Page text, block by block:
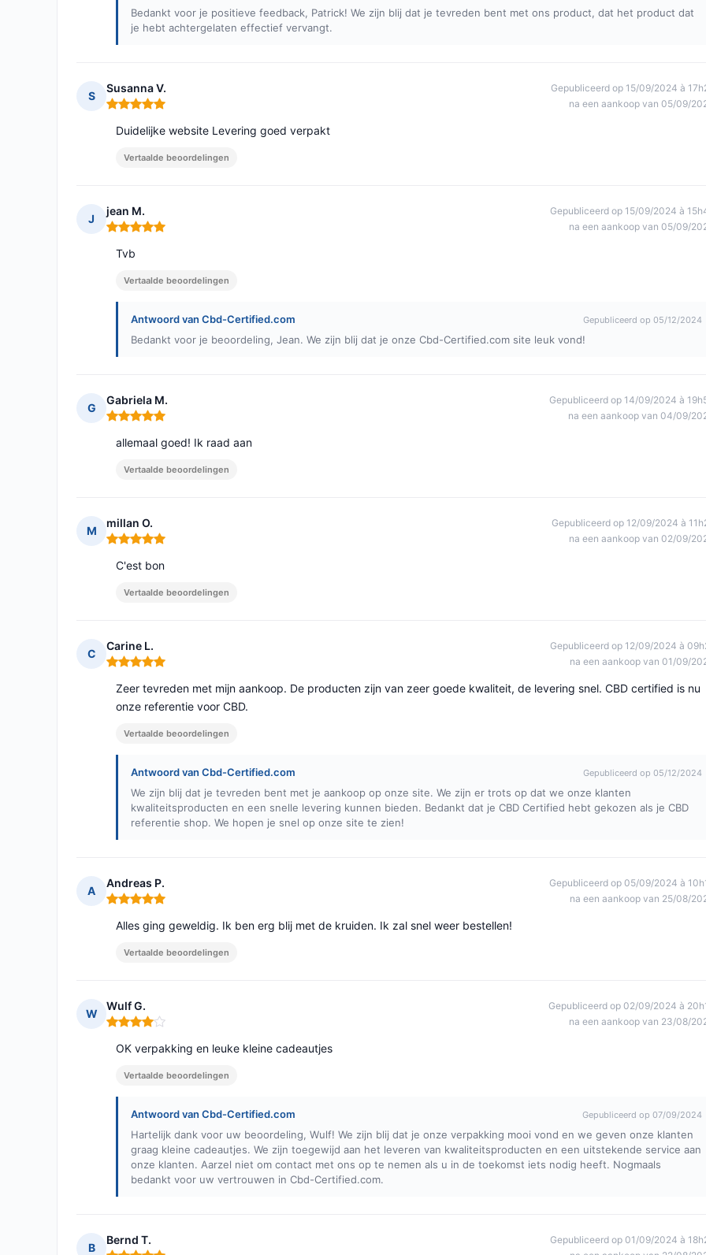
Bedankt voor je positieve feedback, Patrick! We zijn blij dat je tevreden bent met ons product, dat het product dat
je hebt achtergelaten effectief vervangt.
S
Susanna V.
Opmerking: 5 van 5
Gepubliceerd op 15/09/2024 à
na een aankoop van 05/09/
Duidelijke website Levering goed verpakt
Vertaalde beoordelingen
J
jean M.
Opmerking: 5 van 5
Gepubliceerd op 15/09/2024 à
na een aankoop van 05/09/
Tvb
Vertaalde beoordelingen
Antwoord van Cbd-Certified.com Gepubliceerd op 05/12/2024
Bedankt voor je beoordeling, Jean. We zijn blij dat je onze Cbd-Certified.com site leuk vond!
G
Gabriela M.
Opmerking: 5 van 5
Gepubliceerd op 14/09/2024 à
na een aankoop van 04/09/
allemaal goed! Ik raad aan
Vertaalde beoordelingen
M
millan O.
Opmerking: 5 van 5
Gepubliceerd op 12/09/2024 à
na een aankoop van 02/09/
C'est bon
Vertaalde beoordelingen
C
Carine L.
Opmerking: 5 van 5
Gepubliceerd op 12/09/2024 à
na een aankoop van 01/09/
Zeer tevreden met mijn aankoop. De producten zijn van zeer goede kwaliteit, de levering snel. CBD certified is nu
onze referentie voor CBD.
Vertaalde beoordelingen
Antwoord van Cbd-Certified.com Gepubliceerd op 05/12/2024
We zijn blij dat je tevreden bent met je aankoop op onze site. We zijn er trots op dat we onze klanten
kwaliteitsproducten en een snelle levering kunnen bieden. Bedankt dat je CBD Certified hebt gekozen als je CBD
referentie shop. We hopen je snel op onze site te zien!
A
Andreas P.
Opmerking: 5 van 5
Gepubliceerd op 05/09/2024 à
na een aankoop van 25/08/
Alles ging geweldig. Ik ben erg blij met de kruiden. Ik zal snel weer bestellen!
Vertaalde beoordelingen
W
Wulf G.
Opmerking: 4 van 5
Gepubliceerd op 02/09/2024 à
na een aankoop van 23/08/
OK verpakking en leuke kleine cadeautjes
Vertaalde beoordelingen
Antwoord van Cbd-Certified.com Gepubliceerd op 07/09/2024
Hartelijk dank voor uw beoordeling, Wulf! We zijn blij dat je onze verpakking mooi vond en we geven onze klanten
graag kleine cadeautjes. We zijn toegewijd aan het leveren van kwaliteitsproducten en een uitstekende service aan
onze klanten. Aarzel niet om contact met ons op te nemen als u in de toekomst iets nodig heeft. Nogmaals
bedankt voor uw vertrouwen in Cbd-Certified.com.
B
Bernd T.
Gepubliceerd op 01/09/2024 à